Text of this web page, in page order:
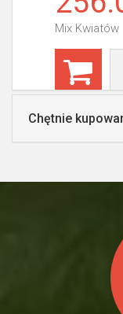
Mix Kwiatów
Chętnie